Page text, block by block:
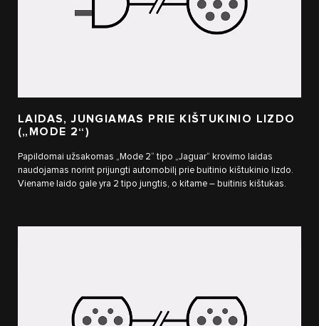
LAIDAS, JUNGIAMAS PRIE KIŠTUKINIO LIZDO
(„MODE 2“)
Papildomai užsakomas „Mode 2“ tipo „Jaguar“ krovimo laidas
naudojamas norint prijungti automobilį prie buitinio kištukinio lizdo.
Viename laido gale yra 2 tipo jungtis, o kitame – buitinis kištukas.